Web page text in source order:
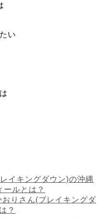
い
イキングダウン)の沖縄
ルとは？
りさん(ブレイキングダ
？